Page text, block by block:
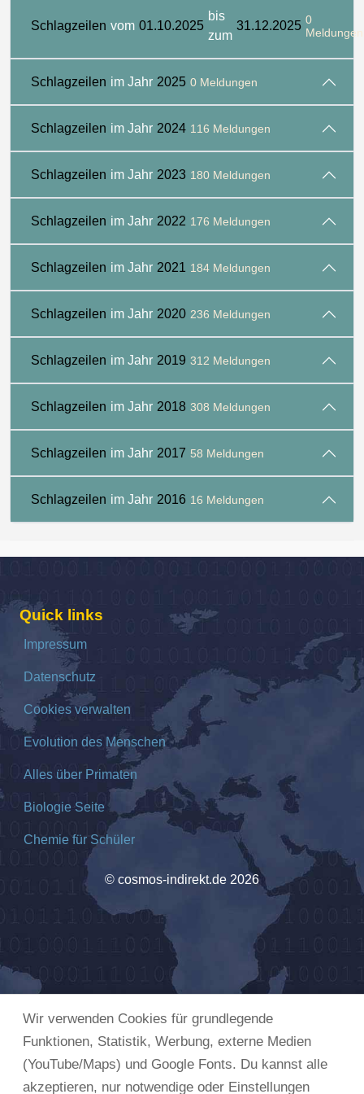
Wir verwenden Cookies für grundlegende
Funktionen, Statistik, Werbung, externe Medien
(YouTube/Maps) und Google Fonts. Du kannst alle
akzeptieren, nur notwendige oder Einstellungen
Schlagzeilen vom 01.10.2025
bis
zum
31.12.2025 0
Meldungen
Schlagzeilen im Jahr 2025 0 Meldungen
Schlagzeilen im Jahr 2024 116 Meldungen
Schlagzeilen im Jahr 2023 180 Meldungen
Schlagzeilen im Jahr 2022 176 Meldungen
Schlagzeilen im Jahr 2021 184 Meldungen
Schlagzeilen im Jahr 2020 236 Meldungen
Schlagzeilen im Jahr 2019 312 Meldungen
Schlagzeilen im Jahr 2018 308 Meldungen
Schlagzeilen im Jahr 2017 58 Meldungen
Schlagzeilen im Jahr 2016 16 Meldungen
Quick links
Impressum
Datenschutz
Cookies verwalten
Evolution des Menschen
Alles über Primaten
Biologie Seite
Chemie für Schüler
© cosmos-indirekt.de 2026